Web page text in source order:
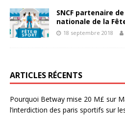
SNCF partenaire
nationale de la
18 septembre 2018
ARTICLES RÉCENTS
Pourquoi Betway mise 20 M£ sur
l’interdiction des paris sportifs sur